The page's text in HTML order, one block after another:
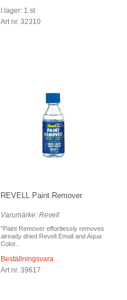
I lager: 1 st
Art nr. 32310
REVELL Paint Remover
Varumärke: Revell
"Paint Remover effortlessly removes
already dried Revell Email and Aqua
Color...
Beställningsvara
Art nr. 39617